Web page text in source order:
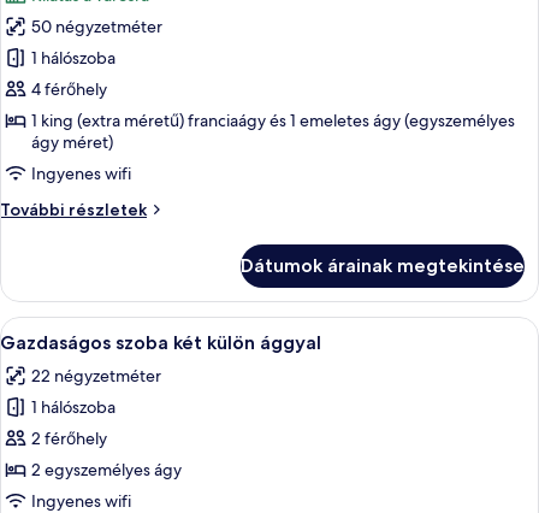
összes
képének
megtekintése:
Exclusive
szoba
50 négyzetméter
1 hálószoba
4 férőhely
1 king (extra méretű) franciaágy és 1 emeletes ágy (egyszemélyes
ágy méret)
Ingyenes wifi
További részletek
Exclusive
Dátumok árainak megtekintése
A
következő
szoba
összes
képének
megtekintése:
Gazdaságos
Egy szoba, amelyben két
9
Gazdaságos szoba két külön ággyal
22 négyzetméter
1 hálószoba
2 férőhely
2 egyszemélyes ágy
Ingyenes wifi